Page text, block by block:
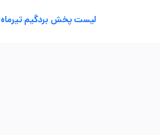
لیست پخش بردگیم تیرماه